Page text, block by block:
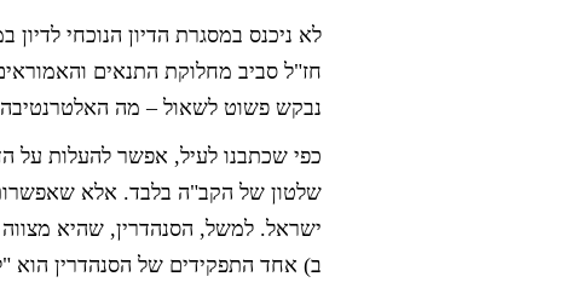
לא ניכנס במסגרת הדיון הנוכחי
חז"ל סביב מחלוקת התנאים
נבקש פשוט לשאול – מה
כפי שכתבנו לעיל, אפשר להעלות על
שלטון של הקב"ה בלבד. אלא
ישראל. למשל, הסנהדרין, שהיא
ב) אחד התפקידים של הסנהדרין הוא